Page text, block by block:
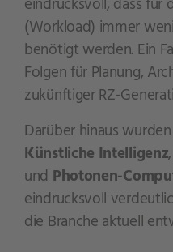
(Workload) immer
benötigt werden. Ein
Folgen für Planung,
zukünftiger RZ-
Darüber hinaus
Künstliche Intelligenz,
und Photonen-
eindrucksvoll
die Branche aktuell